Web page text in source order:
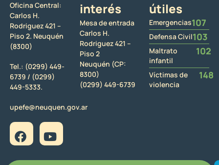
Oficina Central:
Carlos H.
Rodriguez 421 –
Piso 2. Neuquén
(8300)
Tel.: (0299) 449-
6739 / (0299)
449-5333.
upefe@neuquen.gov.ar
interés
Mesa de entrada
Carlos H.
Rodriguez 421 –
Piso 2
Neuquén (CP:
8300)
(0299) 449-6739
útiles
Emergencias107
Defensa Civil103
Maltrato
infantil
102
Víctimas de
violencia
148